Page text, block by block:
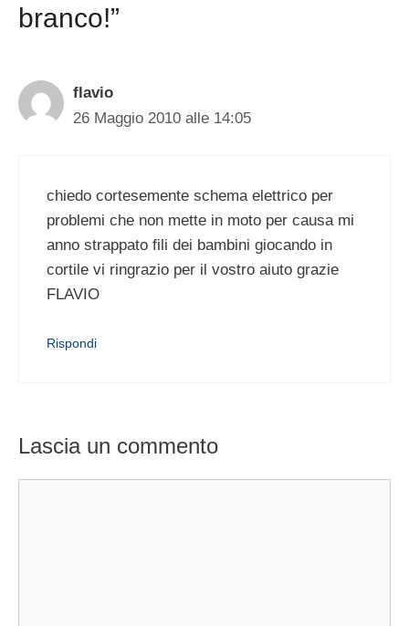
branco!”
flavio
26 Maggio 2010 alle 14:05
chiedo cortesemente schema elettrico per
problemi che non mette in moto per causa mi
anno strappato fili dei bambini giocando in
cortile vi ringrazio per il vostro aiuto grazie
FLAVIO
Rispondi
Lascia un commento